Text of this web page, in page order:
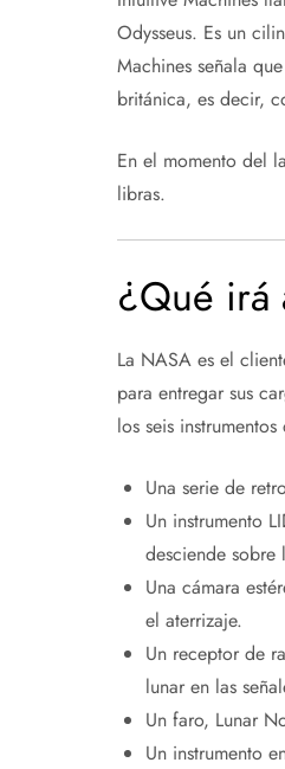
Odysseus. Es un
Machines señala
británica, es decir,
En el momento del
libras.
¿Qué irá
La NASA es el
para entregar sus
los seis
Una serie de
Un instrumento
desciende sobre
Una cámara
el aterrizaje.
Un receptor de
lunar en las
Un faro, Lunar
Un instrumento